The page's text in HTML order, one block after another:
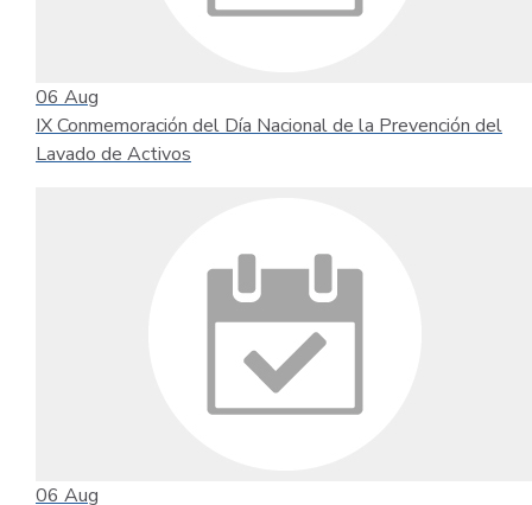
06 Aug
IX Conmemoración del Día Nacional de la Prevención del
Lavado de Activos
06 Aug